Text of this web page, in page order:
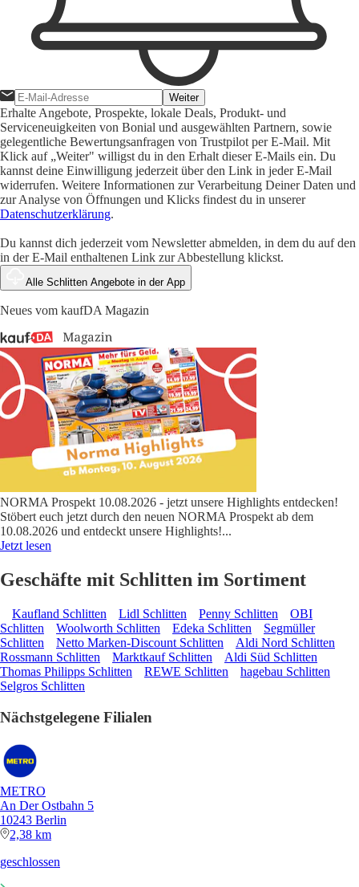
Weiter
Erhalte Angebote, Prospekte, lokale Deals, Produkt- und
Serviceneuigkeiten von Bonial und ausgewählten Partnern, sowie
gelegentliche Bewertungsanfragen von Trustpilot per E-Mail. Mit
Klick auf „Weiter" willigst du in den Erhalt dieser E-Mails ein. Du
kannst deine Einwilligung jederzeit über den Link in jeder E-Mail
widerrufen. Weitere Informationen zur Verarbeitung Deiner Daten und
zur Analyse von Öffnungen und Klicks findest du in unserer
Datenschutzerklärung.
Du kannst dich jederzeit vom Newsletter abmelden, in dem du auf den
in der E-Mail enthaltenen Link zur Abbestellung klickst.
Alle Schlitten Angebote in der App
Neues vom kaufDA Magazin
NORMA Prospekt 10.08.2026 - jetzt unsere Highlights entdecken!
Stöbert euch jetzt durch den neuen NORMA Prospekt ab dem
10.08.2026 und entdeckt unsere Highlights!...
Jetzt lesen
Geschäfte mit Schlitten im Sortiment
Kaufland Schlitten Lidl Schlitten Penny Schlitten
OBI
Schlitten
Woolworth Schlitten Edeka Schlitten
Segmüller
Schlitten
Netto Marken-Discount Schlitten
Aldi Nord Schlitten
Rossmann Schlitten
Marktkauf Schlitten
Aldi Süd Schlitten
Thomas Philipps Schlitten
REWE Schlitten
hagebau Schlitten
Selgros Schlitten
Nächstgelegene Filialen
METRO
An Der Ostbahn 5
10243 Berlin
2,38 km
geschlossen